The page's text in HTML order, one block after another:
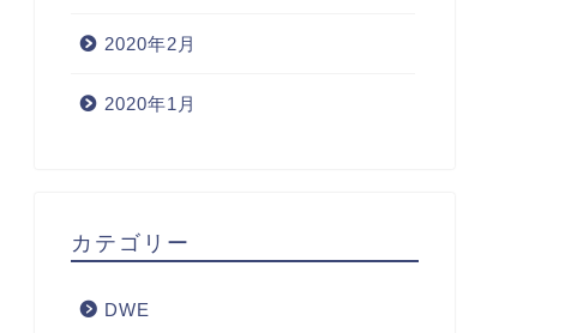
2020年2月
2020年1月
カテゴリー
DWE